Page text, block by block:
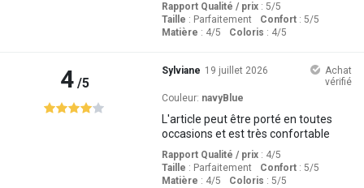
Rapport Qualité / prix: 5/5
Taille : Parfaitement Confort: 5/5
Matière : 4/5 Coloris : 4/5
4/5
Sylviane 19 juillet 2026
Achat
vérifié
Couleur: navyBlue
L'article peut être porté en toutes
occasions et est très confortable
Rapport Qualité / prix: 4/5
Taille : Parfaitement Confort: 5/5
Matière : 4/5 Coloris : 5/5